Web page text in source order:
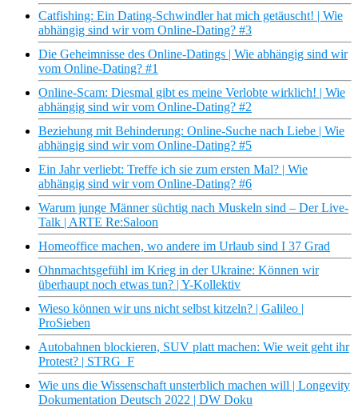
Catfishing: Ein Dating-Schwindler hat mich getäuscht! | Wie
abhängig sind wir vom Online-Dating? #3
Die Geheimnisse des Online-Datings | Wie abhängig sind wir
vom Online-Dating? #1
Online-Scam: Diesmal gibt es meine Verlobte wirklich! | Wie
abhängig sind wir vom Online-Dating? #2
Beziehung mit Behinderung: Online-Suche nach Liebe | Wie
abhängig sind wir vom Online-Dating? #5
Ein Jahr verliebt: Treffe ich sie zum ersten Mal? | Wie
abhängig sind wir vom Online-Dating? #6
Warum junge Männer süchtig nach Muskeln sind – Der Live-
Talk | ARTE Re:Saloon
Homeoffice machen, wo andere im Urlaub sind I 37 Grad
Ohnmachtsgefühl im Krieg in der Ukraine: Können wir
überhaupt noch etwas tun? | Y-Kollektiv
Wieso können wir uns nicht selbst kitzeln? | Galileo |
ProSieben
Autobahnen blockieren, SUV platt machen: Wie weit geht ihr
Protest? | STRG_F
Wie uns die Wissenschaft unsterblich machen will | Longevity
Dokumentation Deutsch 2022 | DW Doku